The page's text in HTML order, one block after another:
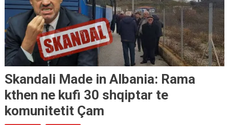
Skandali Made in Albania: Rama
kthen ne kufi 30 shqiptar te
komunitetit Çam